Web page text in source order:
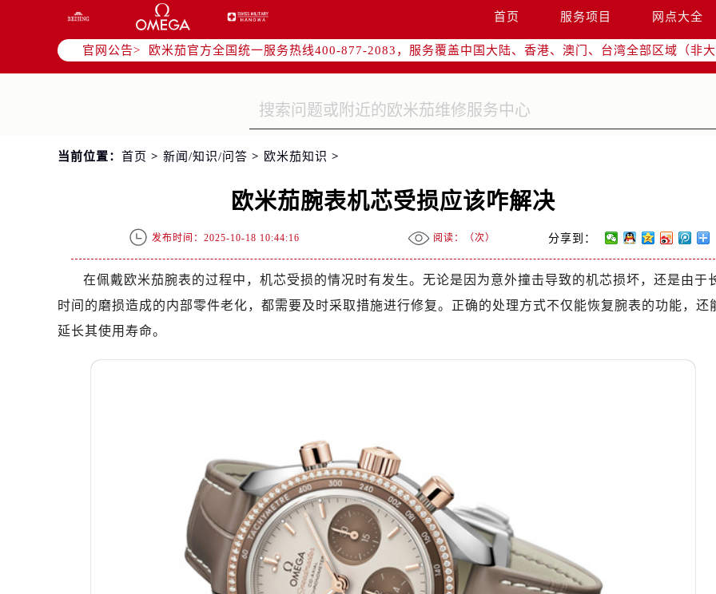
首页 服务项目 网点大全
官网公告>
2026年7月欧米茄中国区售后服务网络优化升级公告
2026年7月欧米茄全国官方售后客户服务热线：400-877-2083
欧米茄官方全国统一服务热线400-877-2083，服务覆盖中国大陆、香港、澳门、台湾全部区域（非
2026年7月欧米茄售后服务中心最新网点地址：
北京市朝阳区建国门外大街甲6号华熙国际中心写字楼D座11层1102室（需提前预约）
上海市徐汇区虹桥路3号港汇中心写字楼2座37层3705室（需提前预约）
南京市秦淮区中山南路1号（新街口）南京中心写字楼22层C1-1室（需提前预约）
常州市新北区龙锦路1590号现代传媒中心写字楼5号楼10层1008室（需提前预约）
扬州市邗江区国展路29号星耀天地写字楼1号楼18层1803室（需提前预约）
盐城市盐都区世纪大道5号盐城金融城写字楼1号楼16层1604室（需提前预约）
宁波市江北区大闸南路500号来福士广场办公楼20层2009室（需提前预约）
杭州市上城区钱江路1366号华润大厦写字楼A座5层503-5室（需提前预约）
南昌市红谷滩新区红谷中大道998号绿地双子塔（中央广场）A1座办公楼14层07室（需提前预约）
济南市历下区经十路11111号华润中心写字楼（万象城）15层1508室（需提前预约）
广州市天河区天河路230号万菱汇国际中心写字楼A塔7层704室（需提前预约）
广州市越秀区环市东路371-375号世界贸易中心大厦南塔写字楼15层07室（需提前预约）
深圳市罗湖区深南东路5001号华润大厦写字楼17层1701室（需提前预约）
惠州市惠城区江北文昌一路7号华贸大厦写字楼1座30层05室（需提前预约）
厦门市思明区湖滨东路95号华润大厦写字楼B座11层1104室（需提前预约）
当前位置： 首页 > 新闻/知识/问答 > 欧米茄知识 >
欧米茄腕表机芯受损应该咋解决
发布时间：2025-10-18 10:44:16 阅读：（次） 分享到：
在佩戴欧米茄腕表的过程中，机芯受损的情况时有发生。无论是因为意外撞击导致的机芯损坏，还是由于
时间的磨损造成的内部零件老化，都需要及时采取措施进行修复。正确的处理方式不仅能恢复腕表的功能，还
延长其使用寿命。